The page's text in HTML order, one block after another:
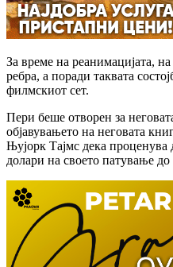
За време на реанимацијата,
ребра, а поради таквата
филмскиот сет.
Пери беше отворен за
објавувањето на неговата
Њујорк Тајмс дека
долари на своето патување до